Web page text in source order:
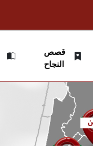
قصص
النجاح